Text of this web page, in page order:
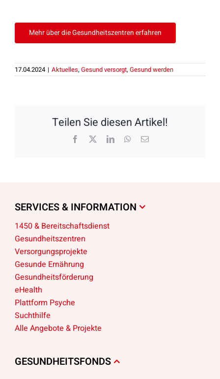
Mehr über die Gesundheitszentren erfahren
17.04.2024 | Aktuelles, Gesund versorgt, Gesund werden
Teilen Sie diesen Artikel!
Facebook LinkedInWhatsApp
E-
SERVICES & INFORMATION
1450 & Bereitschaftsdienst
Gesundheitszentren
Versorgungsprojekte
Gesunde Ernährung
Gesundheitsförderung
eHealth
Plattform Psyche
Suchthilfe
Alle Angebote & Projekte
GESUNDHEITSFONDS